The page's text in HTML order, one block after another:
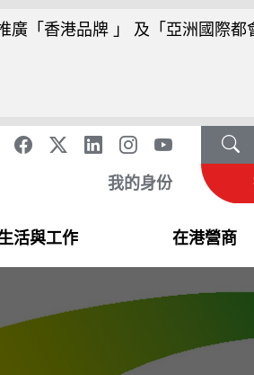
廣「香港品牌 」 及「亞洲國際都
我的身份
活與工作 在港營商